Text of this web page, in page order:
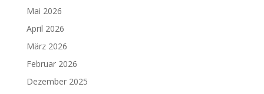
Mai 2026
April 2026
März 2026
Februar 2026
Dezember 2025